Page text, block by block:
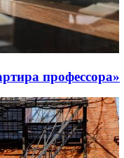
профессора»